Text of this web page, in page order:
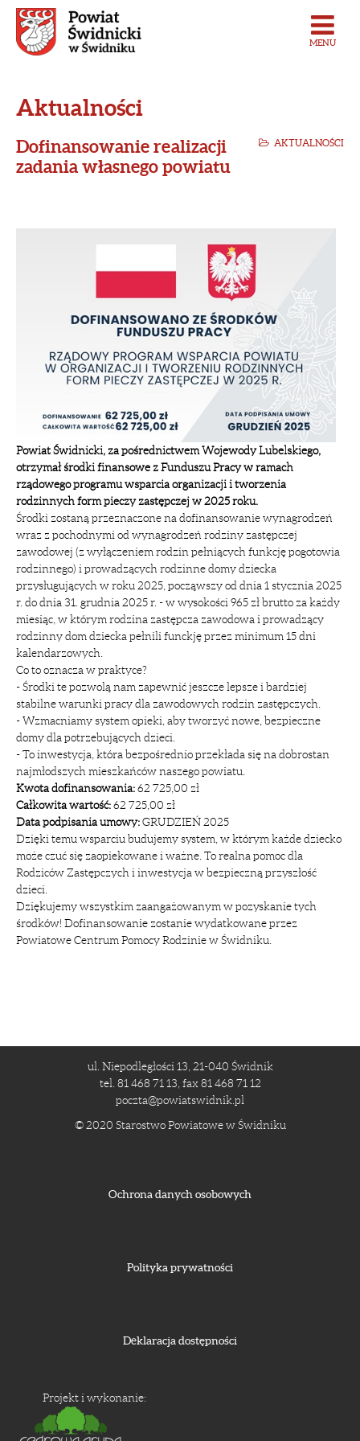
MENU
Aktualności
AKTUALNOŚCI
Dofinansowanie realizacji
zadania własnego powiatu
Powiat Świdnicki, za pośrednictwem Wojewody Lubelskiego,
otrzymał środki finansowe z Funduszu Pracy w ramach
rządowego programu wsparcia organizacji i tworzenia
rodzinnych form pieczy zastępczej w 2025 roku.
Środki zostaną przeznaczone na dofinansowanie wynagrodzeń
wraz z pochodnymi od wynagrodzeń rodziny zastępczej
zawodowej (z wyłączeniem rodzin pełniących funkcję pogotowia
rodzinnego) i prowadzących rodzinne domy dziecka
przysługujących w roku 2025, począwszy od dnia 1 stycznia 2025
r. do dnia 31. grudnia 2025 r. - w wysokości 965 zł brutto za każdy
miesiąc, w którym rodzina zastępcza zawodowa i prowadzący
rodzinny dom dziecka pełnili funckję przez minimum 15 dni
kalendarzowych.
Co to oznacza w praktyce?
- Środki te pozwolą nam zapewnić jeszcze lepsze i bardziej
stabilne warunki pracy dla zawodowych rodzin zastępczych.
- Wzmacniamy system opieki, aby tworzyć nowe, bezpieczne
domy dla potrzebujących dzieci.
- To inwestycja, która bezpośrednio przekłada się na dobrostan
najmłodszych mieszkańców naszego powiatu.
Kwota dofinansowania:62 725,00 zł
Całkowita wartość:62 725,00 zł
Data podpisania umowy:GRUDZIEŃ 2025
Dzięki temu wsparciu budujemy system, w którym każde dziecko
może czuć się zaopiekowane i ważne. To realna pomoc dla
Rodziców Zastępczych i inwestycja w bezpieczną przyszłość
dzieci.
Dziękujemy wszystkim zaangażowanym w pozyskanie tych
środków! Dofinansowanie zostanie wydatkowane przez
Powiatowe Centrum Pomocy Rodzinie w Świdniku
ul. Niepodległości 13, 21-040 Świdnik
tel. 81 468 71 13, fax 81 468 71 12
poczta@powiatswidnik.pl
© 2020 Starostwo Powiatowe w Świdniku
Ochrona danych osobowych
Polityka prywatności
Deklaracja dostępności
Projekt i wykonanie: